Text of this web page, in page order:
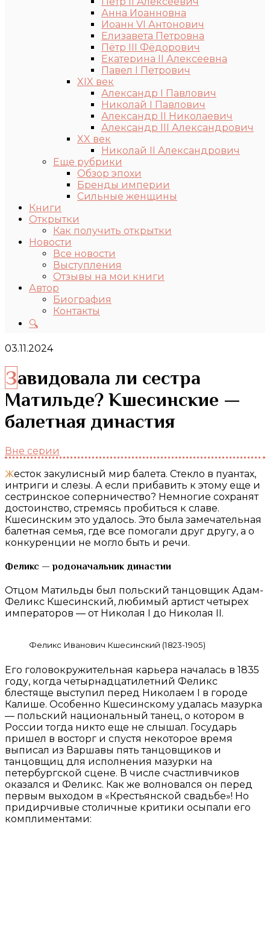
Анна Иоанновна
Иоанн VI Антонович
Елизавета Петровна
Пётр III Фёдорович
Екатерина II Алексеевна
Павел I Петрович
XIX век
Александр I Павлович
Николай I Павлович
Александр II Николаевич
Александр III Александрович
XX век
Николай II Александрович
Еще рубрики
Обзор эпохи
Бренды империи
Сильные женщины
Книги
Открытки
Как получить открытки
Новости
Все новости
Выступления
Отзывы на мои книги
Автор
Биография
Контакты
🔍
03.11.2024
Завидовала ли сестра
Матильде? Кшесинские —
балетная династия
Вне серии
Жесток закулисный мир балета. Стекло в пуантах,
интриги и слезы. А если прибавить к этому еще и
сестринское соперничество? Немногие сохранят
достоинство, стремясь пробиться к славе.
Кшесинским это удалось. Это была замечательная
балетная семья, где все помогали друг другу, а о
конкуренции не могло быть и речи.
Феликс — родоначальник династии
Отцом Матильды был польский танцовщик Адам-
Феликс Кшесинский, любимый артист четырех
императоров — от Николая I до Николая II.
Феликс Иванович Кшесинский (1823-1905)
Его головокружительная карьера началась в 1835
году, когда четырнадцатилетний Феликс
блестяще выступил перед Николаем I в городе
Калише. Особенно Кшесинскому удалась мазурка
— польский национальный танец, о котором в
России тогда никто еще не слышал. Государь
пришел в восторг и спустя некоторое время
выписал из Варшавы пять танцовщиков и
танцовщиц для исполнения мазурки на
петербургской сцене. В числе счастливчиков
оказался и Феликс. Как же волновался он перед
первым выходом в «Крестьянской свадьбе»! Но
придирчивые столичные критики осыпали его
комплиментами: